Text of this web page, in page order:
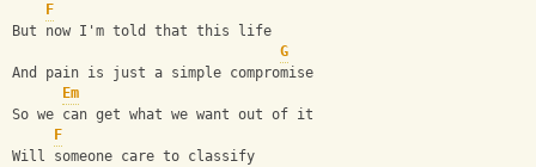
F
But now I'm told that this life
G
And pain is just a simple compromise
Em
So we can get what we want out of it
F
Will someone care to classify